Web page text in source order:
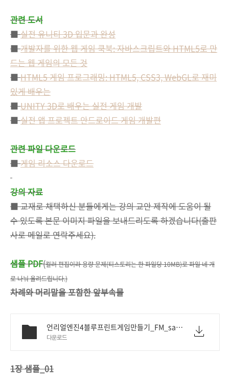
관련 도서
■실전 유니티 3D 입문과 완성
■개발자를 위한 웹 게임 쿡북: 자바스크립트와 HTML5로 만
드는 웹 게임의 모든 것
■HTML5 게임 프로그래밍: HTML5, CSS3, WebGL로 재미
있게 배우는
■UNITY 3D로 배우는 실전 게임 개발
■실전 앱 프로젝트 안드로이드 게임 개발편
관련 파일 다운로드
■게임 리소스 다운로드
강의 자료
■ 교재로 채택하신 분들에게는 강의 교안 제작에 도움이 될
수 있도록 본문 이미지 파일을 보내드리도록 하겠습니다(출판
사로 메일로 연락주세요).
샘플 PDF(컬러 편집이라 용량 문제(티스토리는 한 파일당 10MB)로 파일 네 개
로 나눠 올려드립니다.)
차례와 머리말을 포함한 앞부속물
언리얼엔진4블루프린트게임만들기_FM_sample.pdf
다운로드
1장 샘플_01